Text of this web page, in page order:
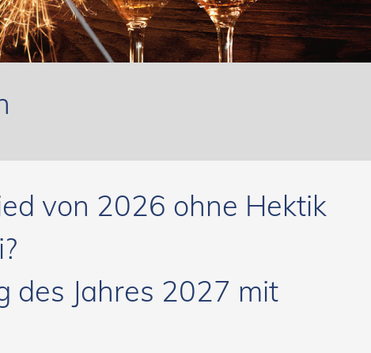
von 2026 ohne Hektik
des Jahres 2027 mit